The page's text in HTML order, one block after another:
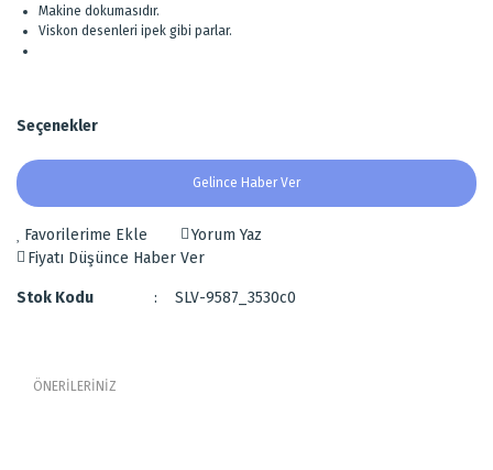
Makine dokumasıdır.
Viskon desenleri ipek gibi parlar.
Seçenekler
Gelince Haber Ver
Yorum Yaz
Fiyatı Düşünce Haber Ver
Stok Kodu SLV-9587_3530c0
ÖNERİLERİNİZ